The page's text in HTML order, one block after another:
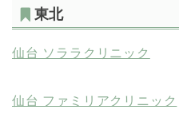
東北
仙台 ソララクリニック
仙台 ファミリアクリニック